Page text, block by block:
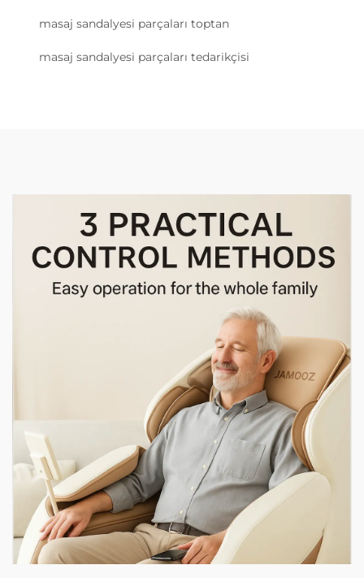
masaj sandalyesi parçaları toptan
masaj sandalyesi parçaları tedarikçisi